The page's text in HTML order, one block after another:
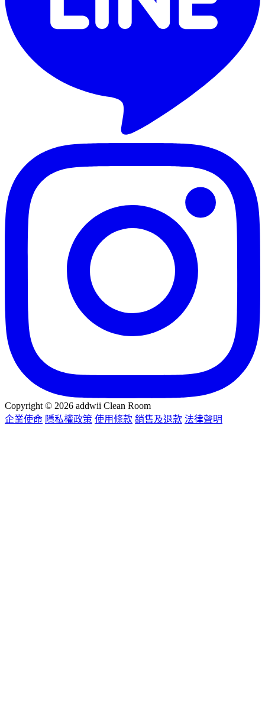
Copyright © 2026 addwii Clean Room
企業使命 隱私權政策 使用條款 銷售及退款 法律聲明